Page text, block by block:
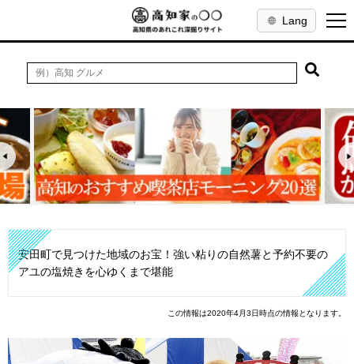
Lang
安田町で見つけた地域のお宝！強い粘りの自然薯と予約不要の
アユの塩焼きを心ゆくまで堪能
この情報は2020年4月3日時点の情報となります。